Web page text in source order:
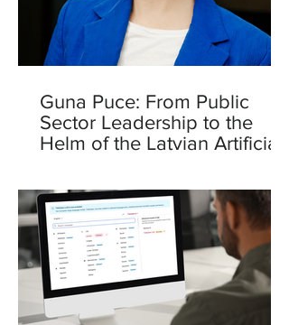
Guna Puce: From Public
Sector Leadership to the
Helm of the Latvian Artificial